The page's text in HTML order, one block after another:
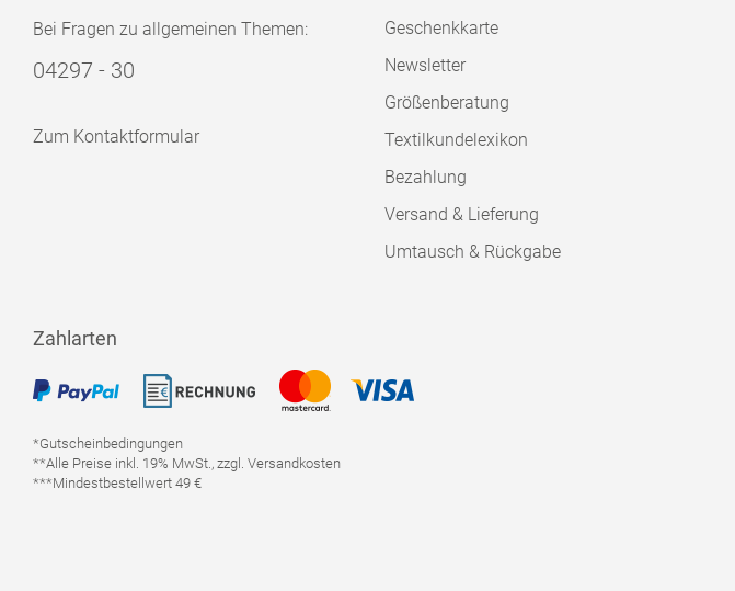
Bei Fragen zu allgemeinen Themen:
04297 - 30
Zum Kontaktformular
Geschenkkarte
Newsletter
Größenberatung
Textilkundelexikon
Bezahlung
Versand & Lieferung
Umtausch & Rückgabe
Zahlarten
*Gutscheinbedingungen
**Alle Preise inkl. 19% MwSt., zzgl. Versandkosten
***Mindestbestellwert 49 €